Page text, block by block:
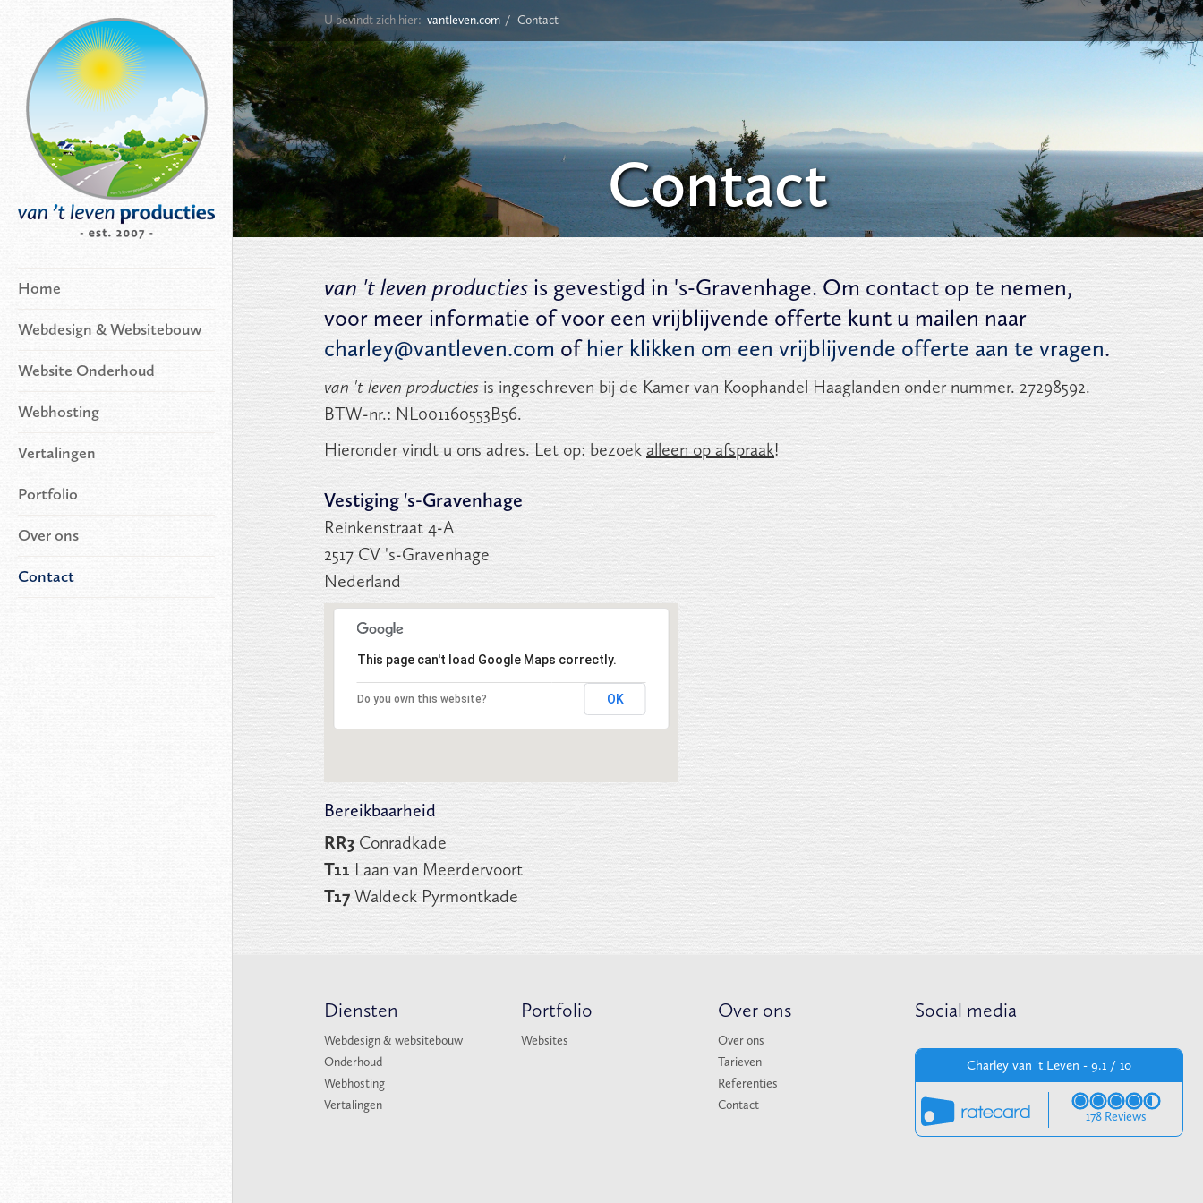
Home
Webdesign & Websitebouw
Website Onderhoud
Webhosting
Vertalingen
Portfolio
Over ons
Contact
U bevindt zich hier: vantleven.com Contact
Contact
van 't leven producties is gevestigd in 's-Gravenhage. Om contact op te nemen,
voor meer informatie of voor een vrijblijvende offerte kunt u mailen naar
charley@vantleven.com ofhier klikken om een vrijblijvende offerte aan te vragen.
van 't leven productiesis ingeschreven bij de Kamer van Koophandel Haaglanden onder nummer. 27298592.
BTW-nr.: NL001160553B56.
Hieronder vindt u ons adres. Let op: bezoek alleen op afspraak!
Vestiging 's-Gravenhage
Reinkenstraat 4-A
2517 CV 's-Gravenhage
Nederland
This page can't load Google Maps correctly.
Do you own this website? OK
Bereikbaarheid
RR3 Conradkade
T11 Laan van Meerdervoort
T17Waldeck Pyrmontkade
Diensten
Webdesign & websitebouw
Onderhoud
Webhosting
Vertalingen
Portfolio
Websites
Over ons
Over ons
Tarieven
Referenties
Contact
Social media
Charley van 't Leven - 9.1 / 10
178 Reviews